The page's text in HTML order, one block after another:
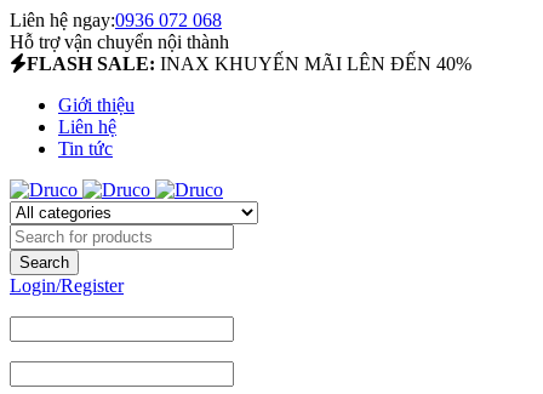
Liên hệ ngay:0936 072 068
Hỗ trợ vận chuyển nội thành
FLASH SALE: INAX KHUYẾN MÃI LÊN ĐẾN 40%
Giới thiệu
Liên hệ
Tin tức
Login/Register